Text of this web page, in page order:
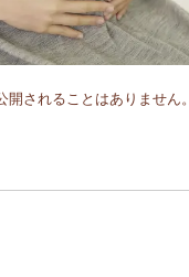
開されることはありません。